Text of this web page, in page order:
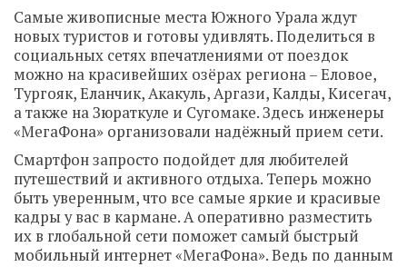
Самые живописные места Южного Урала ждут
новых туристов и готовы удивлять. Поделиться в
социальных сетях впечатлениями от поездок
можно на красивейших озёрах региона – Еловое,
Тургояк, Еланчик, Акакуль, Аргази, Калды, Кисегач,
а также на Зюраткуле и Сугомаке. Здесь инженеры
«МегаФона» организовали надёжный прием сети.
Смартфон запросто подойдет для любителей
путешествий и активного отдыха. Теперь можно
быть уверенным, что все самые яркие и красивые
кадры у вас в кармане. А оперативно разместить
их в глобальной сети поможет самый быстрый
мобильный интернет «МегаФона». Ведь по данным